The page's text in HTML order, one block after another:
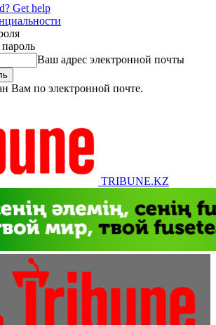
Get help
Ваш адрес электронной почты
Вам по электронной почте.
TRIBUNE.KZ